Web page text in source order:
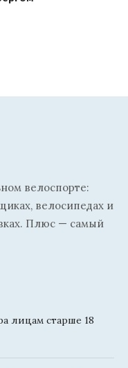
велоспорте:
велосипедах и
Плюс — самый
лицам старше 18